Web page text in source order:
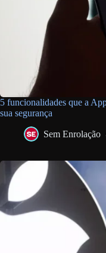
5 funcionalidades que a
sua segurança
Sem Enrolação